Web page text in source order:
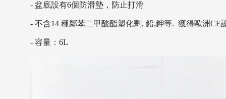
- 盆底設有6個防滑墊，防止打滑
- 不含14 種鄰苯二甲酸酯塑化劑, 鉛,鉀等. 獲得歐洲CE
- 容量：6L